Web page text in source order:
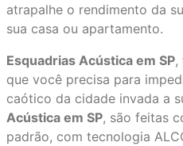
atrapalhe o rendimento da
sua casa ou apartamento.
Esquadrias Acústica em SP,
que você precisa para
caótico da cidade invada a
Acústica em SP, são feitas
padrão, com tecnologia